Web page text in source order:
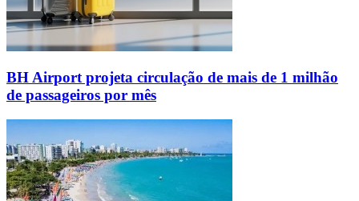
BH Airport projeta circulação de mais de 1 milhão
de passageiros por mês